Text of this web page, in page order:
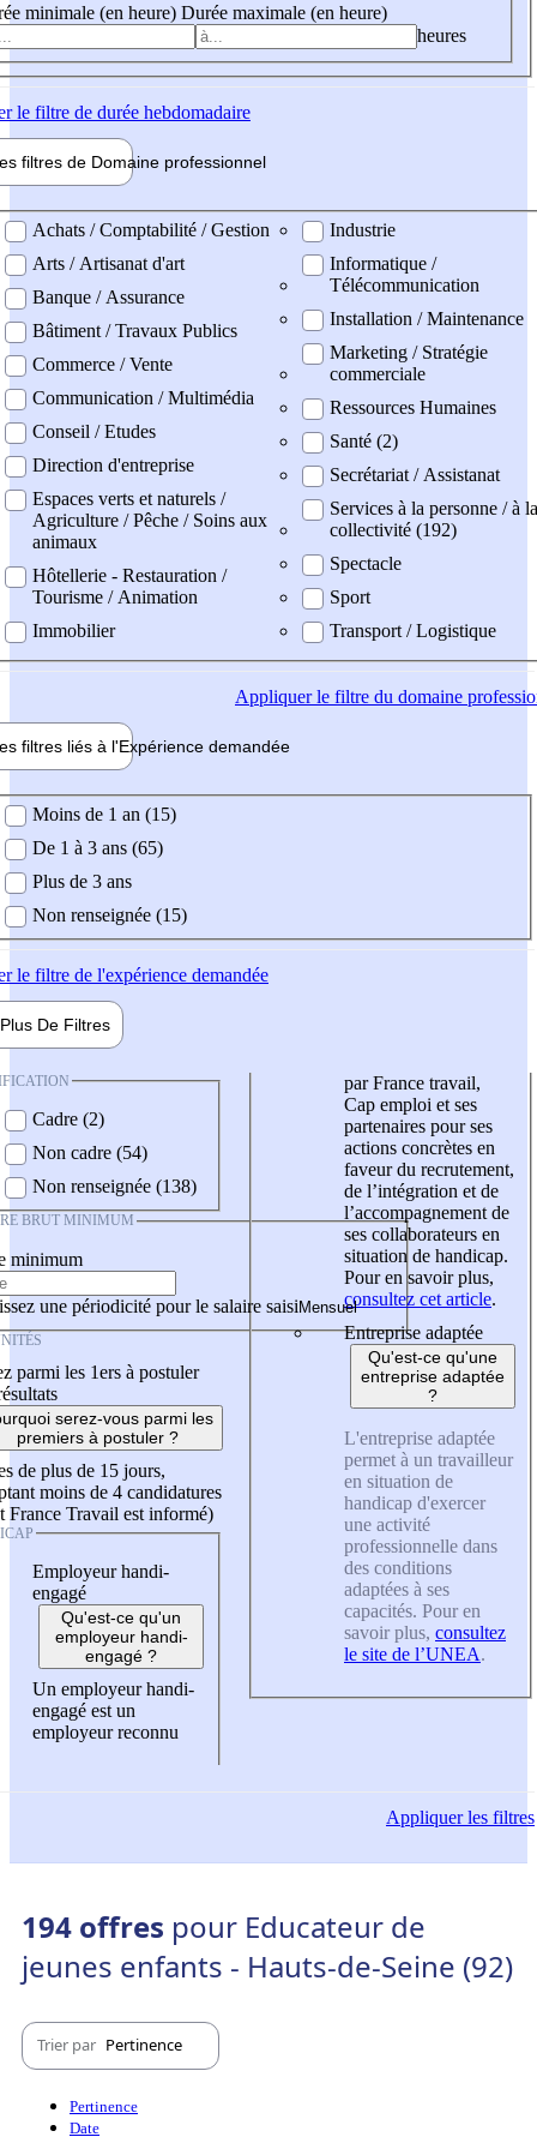
minimale (en heure) Durée maximale (en heure)
heures
le filtre de durée hebdomadaire
filtres de Domaine professionnel
professionel
Achats / Comptabilité / Gestion
Arts / Artisanat d'art
Banque / Assurance
Bâtiment / Travaux Publics
Commerce / Vente
Communication / Multimédia
Conseil / Etudes
Direction d'entreprise
Espaces verts et naturels /
Agriculture / Pêche / Soins aux
animaux
Hôtellerie - Restauration /
Tourisme / Animation
Immobilier
Industrie
Informatique /
Télécommunication
Installation / Maintenance
Marketing / Stratégie
commerciale
Ressources Humaines
Santé (2)
Secrétariat / Assistanat
Services à la personne / à la
collectivité (192)
Spectacle
Sport
Transport / Logistique
Appliquerle filtre du domaine
filtres liés à l'Expérience demandée
demandée
Moins de 1 an (15)
De 1 à 3 ans (65)
Plus de 3 ans
Non renseignée (15)
le filtre de l'expérience demandée
Plus De Filtres
Cadre (2)
Non cadre (54)
Non renseignée (138)
BRUT MINIMUM
minimum
une périodicité pour le salaire saisi
parmi les 1ers à postuler
serez-vous parmi les
premiers à postuler ?
de plus de 15 jours,
moins de 4 candidatures
France Travail est informé)
Employeur handi-
engagé
Qu'est-ce qu'un
employeur handi-
engagé ?
Un employeur handi-
engagé est un
employeur reconnu
par France travail,
Cap emploi et ses
partenaires pour ses
actions concrètes en
faveur du recrutement,
de l’intégration et de
l’accompagnement de
ses collaborateurs en
situation de handicap.
Pour en savoir plus,
consultez cet article.
Entreprise adaptée
Qu'est-ce qu'une
entreprise adaptée
?
L'entreprise adaptée
permet à un travailleur
en situation de
handicap d'exercer
une activité
professionnelle dans
des conditions
adaptées à ses
capacités. Pour en
savoir plus, consultez
le site de l’UNEA.
Appliquerles filtres
194 offres pour Educateur de
jeunes enfants - Hauts-de-Seine (92)
Trier par Pertinence
Pertinence
Date